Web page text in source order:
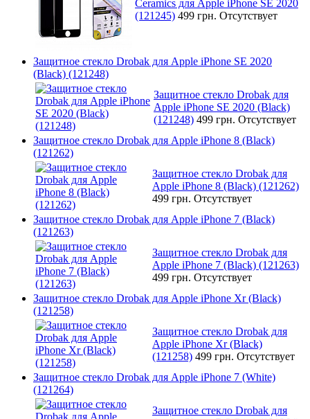
Ceramics для Apple iPhone SE 2020
(121245) 499 грн. Отсутствует
Защитное стекло Drobak для Apple iPhone SE 2020
(Black) (121248)
Защитное стекло Drobak для
Apple iPhone SE 2020 (Black)
(121248) 499 грн. Отсутствует
Защитное стекло Drobak для Apple iPhone 8 (Black)
(121262)
Защитное стекло Drobak для
Apple iPhone 8 (Black) (121262)
499 грн. Отсутствует
Защитное стекло Drobak для Apple iPhone 7 (Black)
(121263)
Защитное стекло Drobak для
Apple iPhone 7 (Black) (121263)
499 грн. Отсутствует
Защитное стекло Drobak для Apple iPhone Xr (Black)
(121258)
Защитное стекло Drobak для
Apple iPhone Xr (Black)
(121258) 499 грн. Отсутствует
Защитное стекло Drobak для Apple iPhone 7 (White)
(121264)
Защитное стекло Drobak для